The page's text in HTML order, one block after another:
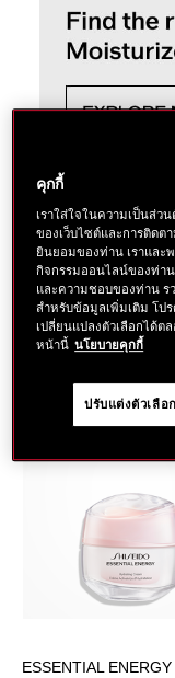
Most Popular
Showing5Results
ESSENTIAL ENERGY
คุกกี้
เราใส่ใจในความเป็นส่ว
ของเว็บไซต์และการติดต
ยินยอมของท่าน เราและ
กิจกรรมออนไลน์ของท่า
และความชอบของท่าน ร
สำหรับข้อมูลเพิ่มเติม โป
เปลี่ยนแปลงตัวเลือกได้ต
หน้านี้ นโยบายคุกกี้
ปรับแต่งตัวเลือ